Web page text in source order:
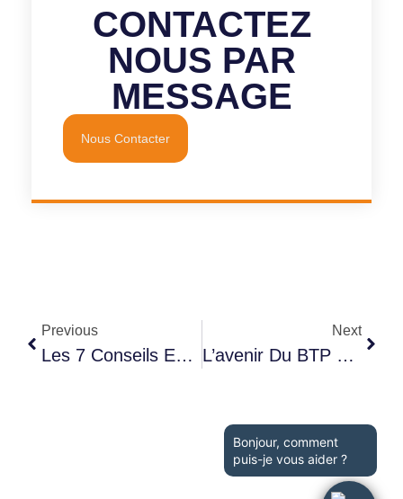
CONTACTEZ
NOUS PAR
MESSAGE
Nous Contacter
Previous
Les 7 Conseils Essentiels Pour Optimiser La Performance De Ton Entreprise BTP
Next
L’avenir Du BTP En France : Robotisation, Drones Et Intelligence Artificielle
Bonjour, comment
puis-je vous aider ?